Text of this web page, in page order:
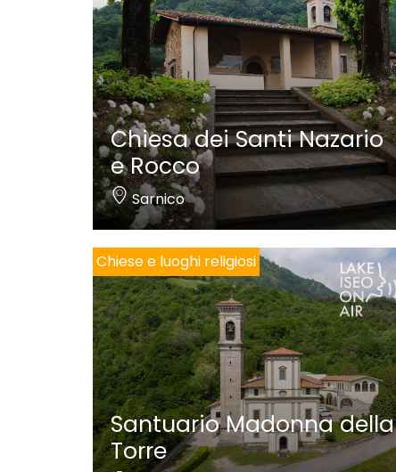
Chiesa dei Santi Nazario
e Rocco
Sarnico
Chiese e luoghi religiosi
Santuario Madonna della
Torre